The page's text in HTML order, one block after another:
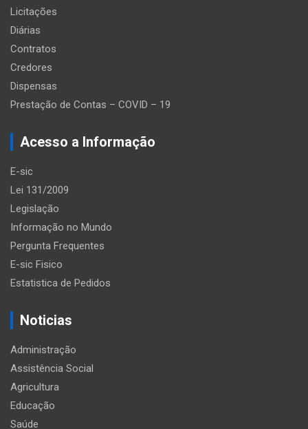
Licitações
Diárias
Contratos
Credores
Dispensas
Prestação de Contas – COVID – 19
Acesso a Informação
E-sic
Lei 131/2009
Legislação
Informação no Mundo
Pergunta Frequentes
E-sic Fisico
Estatistica de Pedidos
Noticias
Administração
Assistência Social
Agricultura
Educação
Saúde